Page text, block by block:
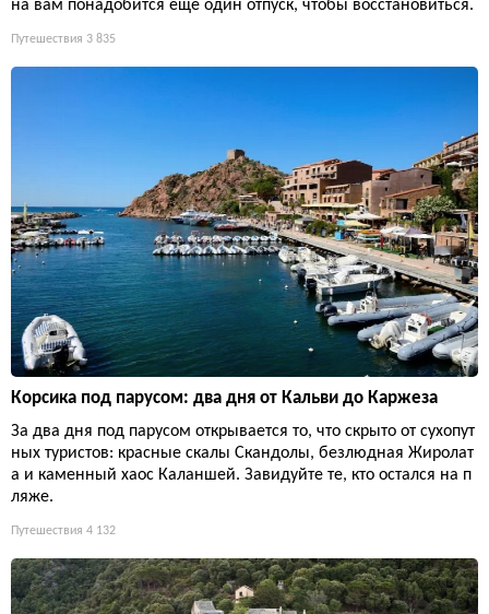
на вам понадобится еще один отпуск, чтобы восстановиться.
Путешествия 3 835
Корсика под парусом: два дня от Кальви до Каржеза
За два дня под парусом открывается то, что скрыто от сухопут
ных туристов: красные скалы Скандолы, безлюдная Жиролат
а и каменный хаос Каланшей. Завидуйте те, кто остался на п
ляже.
Путешествия 4 132